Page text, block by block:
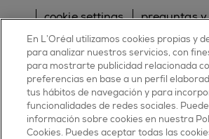
cookie settings
preguntas
sitemap
contacta con
política de cookies
política
facebooktwitter
En L’Oréal utilizamos cookies propias y
para analizar nuestros servicios, con
para mostrarte publicidad relacionada
preferencias en base a un perfil
tus hábitos de navegación y para
funcionalidades de redes sociales.
información sobre cookies en nuestra
Cookies. Puedes aceptar todas las